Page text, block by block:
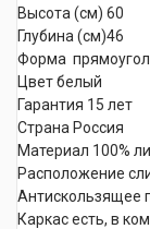
Высота (см) 60
Глубина (см)46
Форма
Цвет белый
Гарантия 15 лет
Страна Россия
Материал 100%
Расположение
Антискользящее
Каркас есть, в